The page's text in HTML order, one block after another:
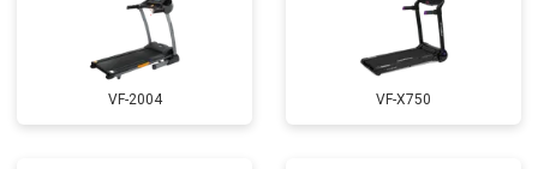
VF-2004 VF-X750